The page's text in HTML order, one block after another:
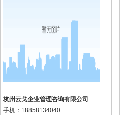
杭州云戈企业管理咨询有限公司
手机： 18858134040